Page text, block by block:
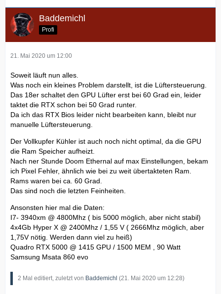
Baddemichl
Profi
21. Mai 2020 um 12:00
Soweit läuft nun alles.
Was noch ein kleines Problem darstellt, ist die Lüftersteuerung.
Das 18er schaltet den GPU Lüfter erst bei 60 Grad ein, leider
taktet die RTX schon bei 50 Grad runter.
Da ich das RTX Bios leider nicht bearbeiten kann, bleibt nur
manuelle Lüftersteuerung.
Der Vollkupfer Kühler ist auch noch nicht optimal, da die GPU
die Ram Speicher aufheizt.
Nach ner Stunde Doom Ethernal auf max Einstellungen, bekam
ich Pixel Fehler, ähnlich wie bei zu weit übertakteten Ram.
Rams waren bei ca. 60 Grad.
Das sind noch die letzten Feinheiten.
Ansonsten hier mal die Daten:
I7- 3940xm @ 4800Mhz ( bis 5000 möglich, aber nicht stabil)
4x4Gb Hyper X @ 2400Mhz / 1,55 V ( 2666Mhz möglich, aber
1,75V nötig. Werden dann viel zu heiß)
Quadro RTX 5000 @ 1415 GPU / 1500 MEM , 90 Watt
Samsung Msata 860 evo
2 Mal editiert, zuletzt von Baddemichl (21. Mai 2020 um 12:28)